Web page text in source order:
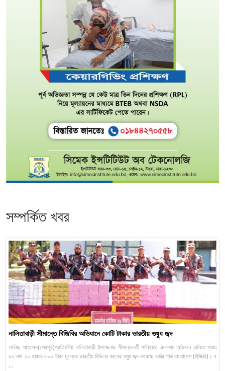
সম্পর্কিত খবর
নালিতাবাড়ী সীমান্তে বিজিবির অভিযানে কোটি টাকার ভারতীয় ওষুধ জব্দ
আনিছ আহমেদ(শেরপুর)প্রতিনিধিঃ নালিতাবাড়ী উপজেলার সীমান্তবর্তী পানিহাতা এলাকায় অভিযান চালিয়ে প্রায়
৮১ লাখ ২০ হাজার ৮০০ টাকা মূল্যের ভারতীয় বিভিন্ন ধরনের ওষুধ জব্দ করেছে বর্ডার গার্ড বাংলাদেশ (বিজিবি)। ব
...